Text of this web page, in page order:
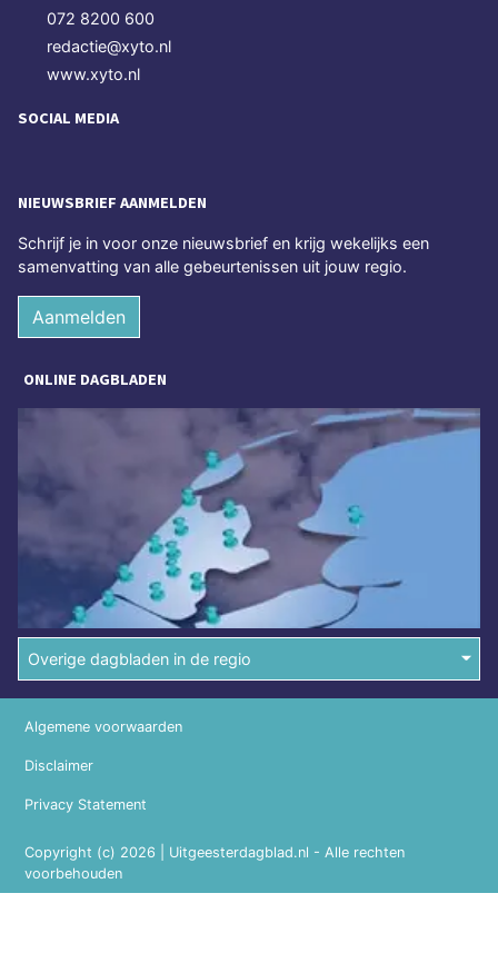
072 8200 600
redactie@xyto.nl
www.xyto.nl
SOCIAL MEDIA
NIEUWSBRIEF AANMELDEN
Schrijf je in voor onze nieuwsbrief en krijg wekelijks een
samenvatting van alle gebeurtenissen uit jouw regio.
Aanmelden
ONLINE DAGBLADEN
Overige dagbladen in de regio
Copyright (c) 2026 | Uitgeesterdagblad.nl - Alle rechten
voorbehouden
Algemene voorwaarden
Disclaimer
Privacy Statement